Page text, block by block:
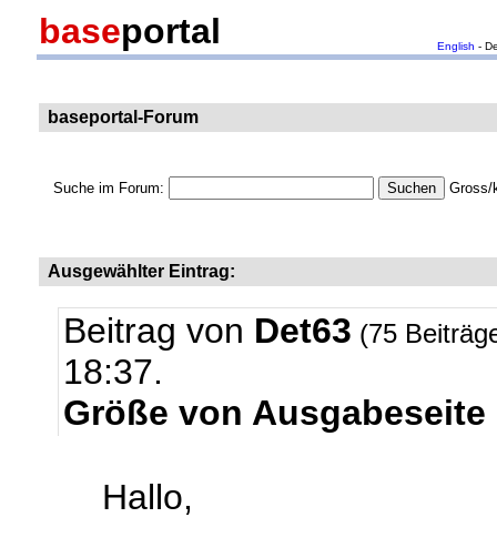
baseportal English -
baseportal-Forum
Suche im Forum: Gross/
Ausgewählter Eintrag:
Beitrag von Det63 (75
18:37.
Größe von
Hallo,